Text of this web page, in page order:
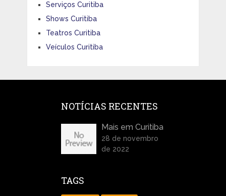
Serviços Curitiba
Shows Curitiba
Teatros Curitiba
Veículos Curitiba
NOTÍCIAS RECENTES
Mais em Curitiba
28 de novembro
de 2022
TAGS